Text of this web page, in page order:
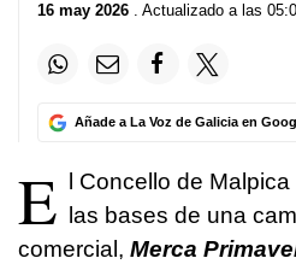
16 may 2026 . Actualizado a las
Añade a La Voz de Galicia en
E
l Concello de
las bases de una
comercial, Merca